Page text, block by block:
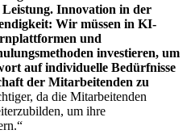
Innovation in der
Wir müssen in KI-
und
investieren, um
auf individuelle Bedürfnisse
der Mitarbeitenden zu
da die Mitarbeitenden
um ihre